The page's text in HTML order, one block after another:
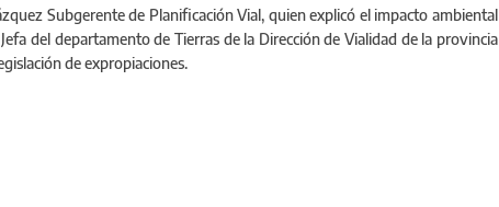
Subgerente de Planificación Vial, quien explicó el impacto ambiental
del departamento de Tierras de la Dirección de Vialidad de la provincia
de expropiaciones.